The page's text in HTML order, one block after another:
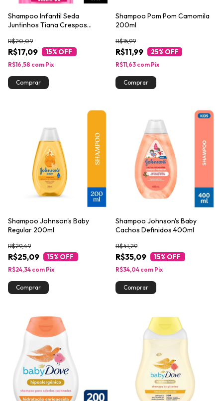
Shampoo Infantil Seda
Juntinhos Tiana Crespos
R$17,09
R$20,09
15% OFF
R$16,58 com Pix
Shampoo Pom Pom Camomila
200ml
R$11,99
R$15,99
25% OFF
R$11,63 com Pix
Shampoo Johnson's Baby
Regular 200ml
R$25,09
R$29,49
15% OFF
R$24,34 com Pix
Shampoo Johnson's Baby
Cachos Definidos 400ml
R$35,09
R$41,29
15% OFF
R$34,04 com Pix